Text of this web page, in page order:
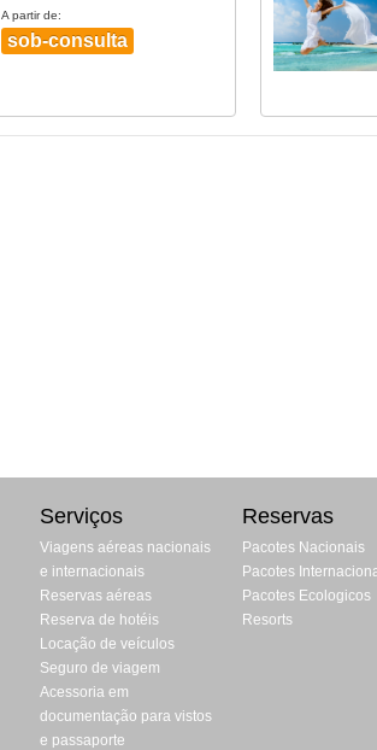
A partir de:
sob-consulta
Serviços
Viagens aéreas nacionais
e internacionais
Reservas aéreas
Reserva de hotéis
Locação de veículos
Seguro de viagem
Acessoria em
documentação para vistos
e passaporte
Reservas
Pacotes Nacionais
Pacotes
Pacotes Ecologicos
Resorts